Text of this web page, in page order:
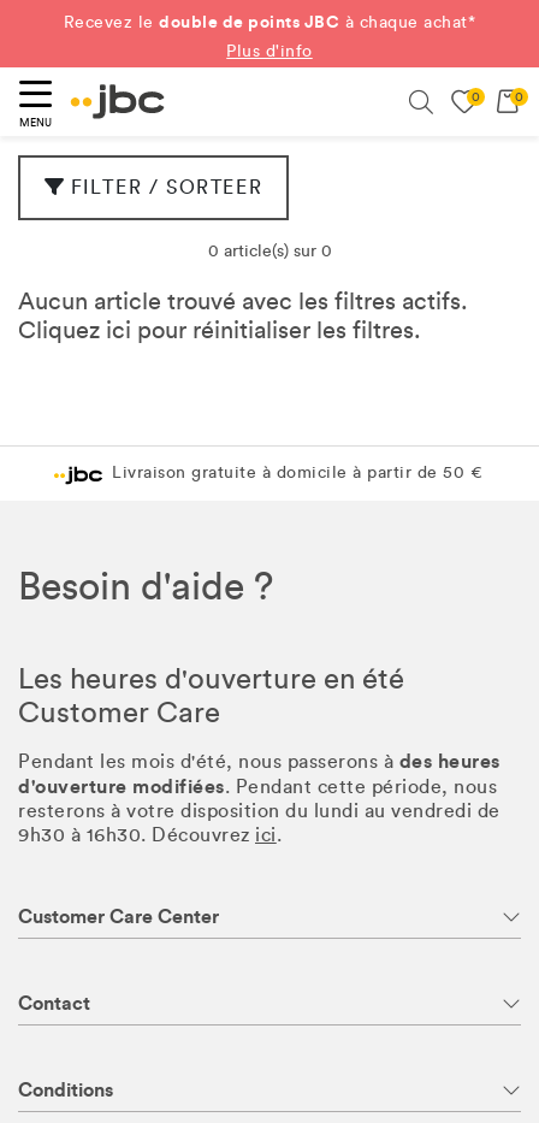
Recevez ledouble de points JBC à chaque achat*
Plus d'info
MENU
0 0
FILTER / SORTEER
0 article(s) sur 0
Aucun article trouvé avec les filtres actifs.
Cliquez ici pour réinitialiser les filtres.
Livraison gratuite à domicile à partir de 50 €
Besoin d'aide ?
Les heures d'ouverture en été
Customer Care
Pendant les mois d'été, nous passerons à des heures
d'ouverture modifiées. Pendant cette période, nous
resterons à votre disposition du lundi au vendredi de
9h30 à 16h30. Découvrez ici.
Customer Care Center
Contact
Conditions